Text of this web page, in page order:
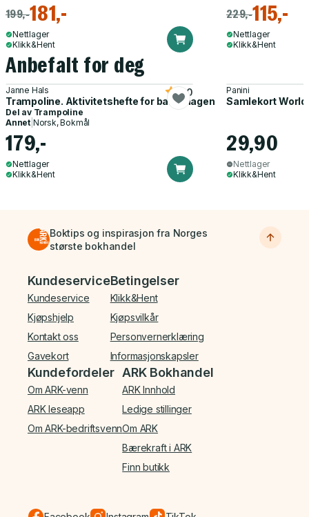
199,-181,-
Nettlager
Klikk&Hent
229,-115,-
Nettlager
Klikk&Hent
Anbefalt for deg
Janne Hals
Trampoline. Aktivitetshefte for barnehagen
5.0
Del av Trampoline
Annet Norsk, Bokmål
179,-
Nettlager
Klikk&Hent
Panini
Samlekort
29,90
Nettlager
Klikk&Hent
Boktips og inspirasjon fra Norges
største bokhandel
Bunnmeny
Kundeservice
Kundeservice
Kjøpshjelp
Kontakt oss
Gavekort
Betingelser
Klikk&Hent
Kjøpsvilkår
Personvernerklæring
Informasjonskapsler
Kundefordeler
Om ARK-venn
ARK leseapp
Om ARK-bedriftsvenn
ARK Bokhandel
ARK Innhold
Ledige stillinger
Om ARK
Bærekraft i ARK
Finn butikk